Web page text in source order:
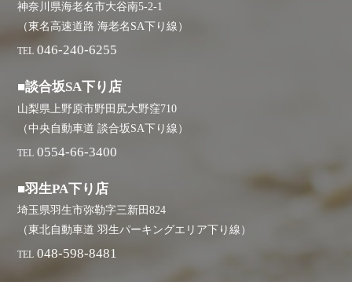
神奈川県海老名市大谷南5-2-1
（東名高速道路 海老名SA下り線）
TEL 046-240-6255
■談合坂SA下り店
山梨県上野原市野田尻大野窪710
（中央自動車道 談合坂SA下り線）
TEL 0554-66-3400
■羽生PA下り店
埼玉県羽生市弥勒字三新田824
（東北自動車道 羽生パーキングエリア下り線）
TEL 048-598-8481